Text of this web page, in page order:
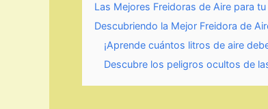
Las Mejores Freidoras de Aire para
Descubriendo la Mejor Freidora de
¡Aprende cuántos litros de aire
Descubre los peligros ocultos de